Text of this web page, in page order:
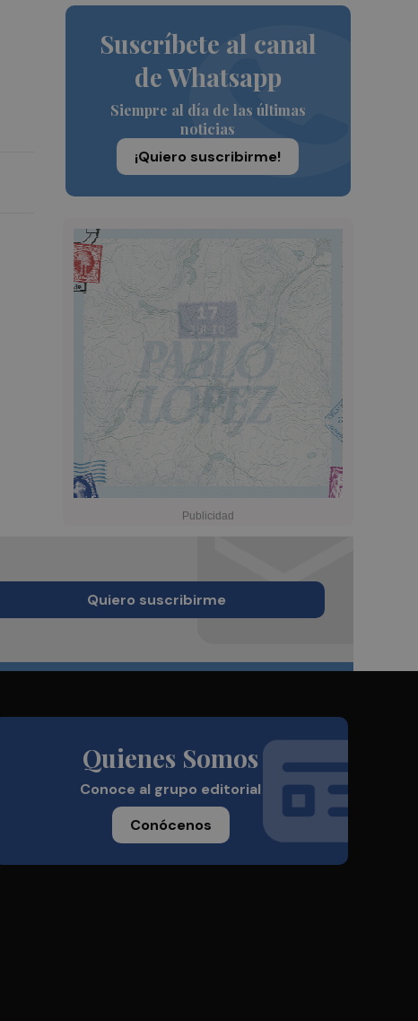
Suscríbete al canal
de Whatsapp
Siempre al día de las últimas
noticias
¡Quiero suscribirme!
Quiero suscribirme
Quienes Somos
Conoce al grupo editorial
Conócenos